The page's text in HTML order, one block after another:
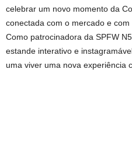
celebrar um novo momento da
conectada com o mercado e
Como patrocinadora da SPFW
estande interativo e
uma viver uma nova experiência